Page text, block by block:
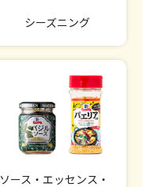
シーズニング
ソース・エッセンス・